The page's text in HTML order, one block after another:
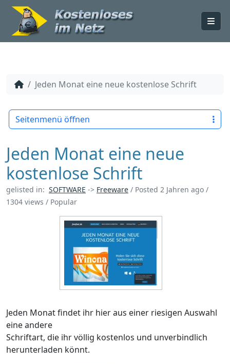
Jeden Monat eine neue kostenlose Schrift
Jeden Monat eine neue
kostenlose Schrift
gelisted in: SOFTWARE -> Freeware / Posted 2 Jahren ago /
1304 views / Popular
Jeden Monat findet ihr hier aus einer riesigen Auswahl
eine andere
Schriftart, die ihr völlig kostenlos und unverbindlich
herunterladen könnt.
Seitenmenü öffnen